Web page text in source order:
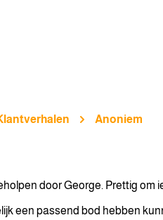
Anoniem
door George. Prettig
een passend bod hebben